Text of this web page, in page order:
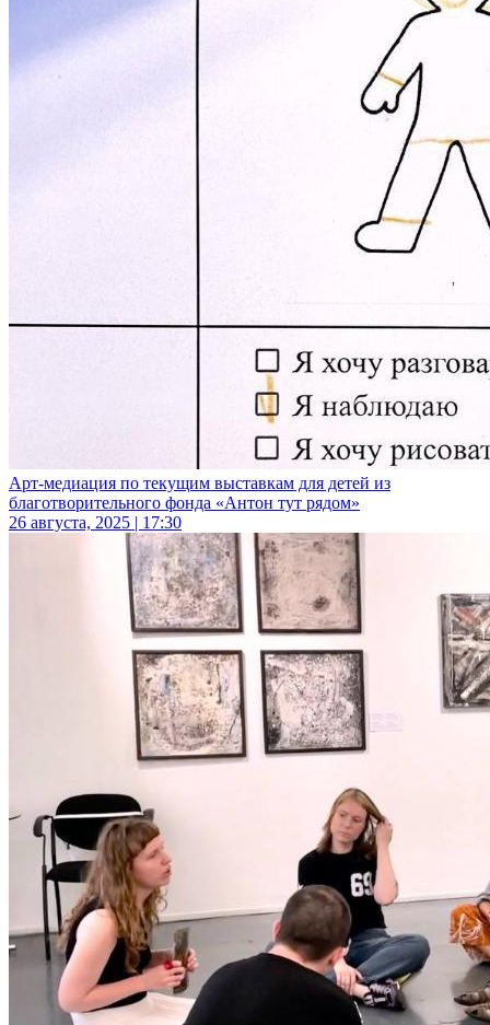
Арт-медиация по текущим выставкам для детей из
благотворительного фонда «Антон тут рядом»
26 августа, 2025 | 17:30